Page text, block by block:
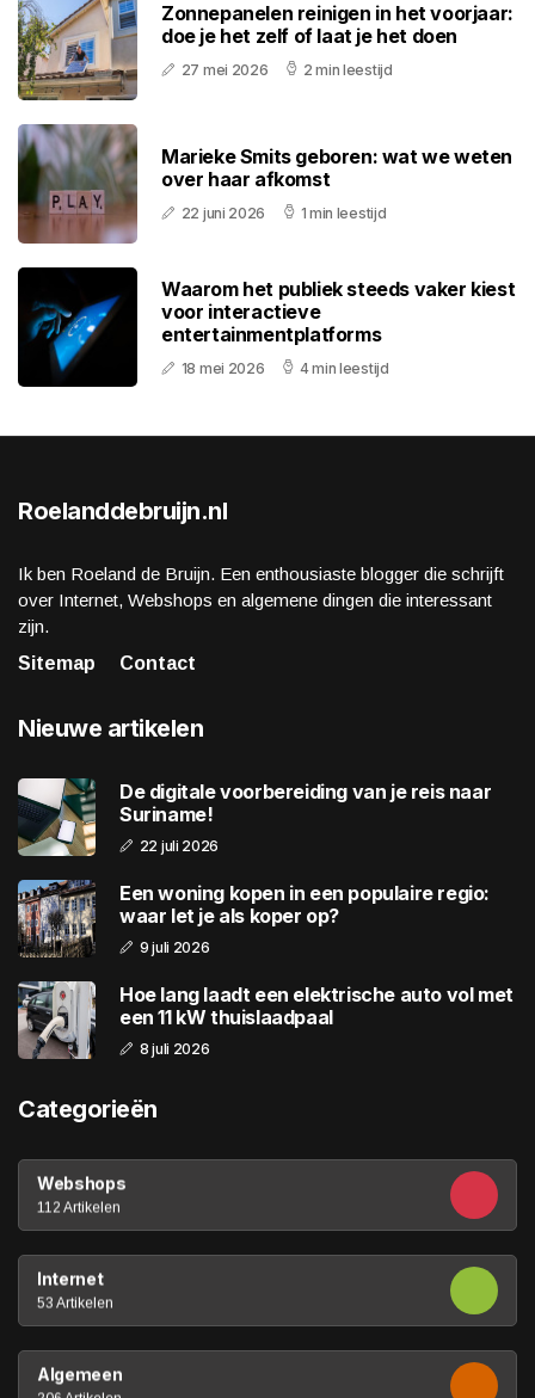
Zonnepanelen reinigen in het voorjaar:
doe je het zelf of laat je het doen
27 mei 2026 2 min leestijd
Marieke Smits geboren: wat we weten
over haar afkomst
22 juni 2026 1 min leestijd
Waarom het publiek steeds vaker kiest
voor interactieve
entertainmentplatforms
18 mei 2026 4 min leestijd
Roelanddebruijn.nl
Ik ben Roeland de Bruijn. Een enthousiaste blogger die schrijft
over Internet, Webshops en algemene dingen die interessant
zijn.
Sitemap
Contact
Nieuwe artikelen
De digitale voorbereiding van je reis naar
Suriname!
22 juli 2026
Een woning kopen in een populaire regio:
waar let je als koper op?
9 juli 2026
Hoe lang laadt een elektrische auto vol met
een 11 kW thuislaadpaal
8 juli 2026
Categorieën
Webshops
112 Artikelen
Internet
53 Artikelen
Algemeen